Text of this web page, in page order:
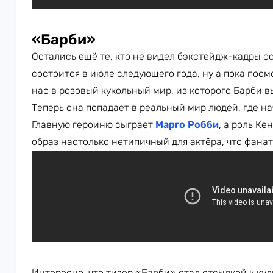
«Барби»
Остались ещё те, кто не видел бэкстейдж-кадры
состоится в июле следующего года, ну а пока
нас в розовый кукольный мир, из которого Барби
Теперь она попадает в реальный мир людей, где
Главную героиню сыграет Марго Робби, а роль
образ настолько нетипичный для актёра, что